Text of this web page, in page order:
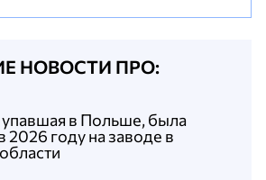
НОВОСТИ ПРО:
упавшая в Польше, была
2026 году на заводе в